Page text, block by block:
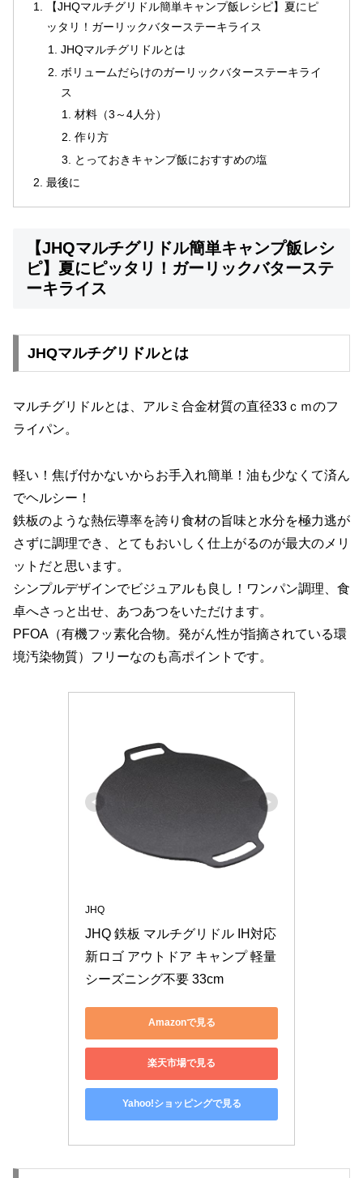
【JHQマルチグリドル簡単キャンプ飯レシピ】夏にピ
ッタリ！ガーリックバターステーキライス
JHQマルチグリドルとは
ボリュームだらけのガーリックバターステーキライ
ス
材料（3～4人分）
作り方
とっておきキャンプ飯におすすめの塩
最後に
【JHQマルチグリドル簡単キャンプ飯レシ
ピ】夏にピッタリ！ガーリックバターステ
ーキライス
JHQマルチグリドルとは
マルチグリドルとは、アルミ合金材質の直径33ｃｍのフ
ライパン。
軽い！焦げ付かないからお手入れ簡単！油も少なくて済ん
でヘルシー！
鉄板のような熱伝導率を誇り食材の旨味と水分を極力逃が
さずに調理でき、とてもおいしく仕上がるのが最大のメリ
ットだと思います。
シンプルデザインでビジュアルも良し！ワンパン調理、食
卓へさっと出せ、あつあつをいただけます。
PFOA（有機フッ素化合物。発がん性が指摘されている環
境汚染物質）フリーなのも高ポイントです。
JHQ
JHQ 鉄板 マルチグリドル IH対応
新ロゴ アウトドア キャンプ 軽量
シーズニング不要 33cm
Amazonで見る
楽天市場で見る
Yahoo!ショッピングで見る